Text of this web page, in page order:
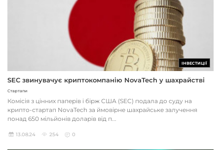
ІНВЕСТИЦІЇ
SEC звинувачує криптокомпанію NovaTech у шахрайстві
Стартапи
Комісія з цінних паперів і бірж США (SEC) подала до суду на
крипто-стартап NovaTech за ймовірне шахрайське залучення
понад 650 мільйонів доларів від п...
13.08.24 254 0